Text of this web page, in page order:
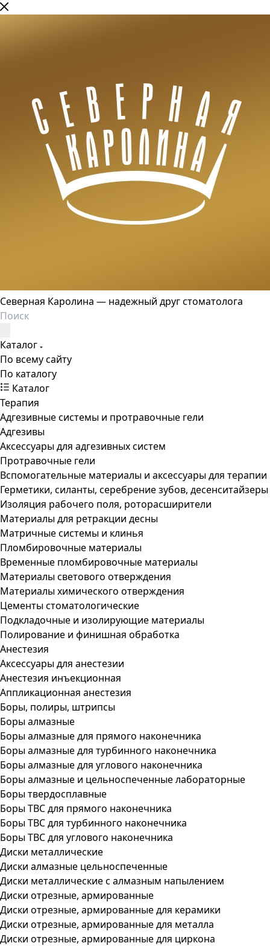
Северная Каролина — надежный друг стоматолога
Каталог
По всему сайту
По каталогу
Каталог
Терапия
Адгезивные системы и протравочные гели
Адгезивы
Аксессуары для адгезивных систем
Протравочные гели
Вспомогательные материалы и аксессуары для терапии
Герметики, силанты, серебрение зубов, десенситайзеры
Изоляция рабочего поля, роторасширители
Материалы для ретракции десны
Матричные системы и клинья
Пломбировочные материалы
Временные пломбировочные материалы
Материалы светового отверждения
Материалы химического отверждения
Цементы стоматологические
Подкладочные и изолирующие материалы
Полирование и финишная обработка
Анестезия
Аксессуары для анестезии
Анестезия инъекционная
Аппликационная анестезия
Боры, полиры, штрипсы
Боры алмазные
Боры алмазные для прямого наконечника
Боры алмазные для турбинного наконечника
Боры алмазные для углового наконечника
Боры алмазные и цельноспеченные лабораторные
Боры твердосплавные
Боры ТВС для прямого наконечника
Боры ТВС для турбинного наконечника
Боры ТВС для углового наконечника
Диски металлические
Диски алмазные цельноспеченные
Диски металлические с алмазным напылением
Диски отрезные, армированные
Диски отрезные, армированные для керамики
Диски отрезные, армированные для металла
Диски отрезные, армированные для циркона